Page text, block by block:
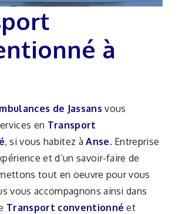
à
de Jassans vous
en Transport
, si vous habitez àAnse. Entreprise
et d’un savoir-faire de
tout en oeuvre pour vous
vous accompagnons ainsi dans
Transport conventionné et